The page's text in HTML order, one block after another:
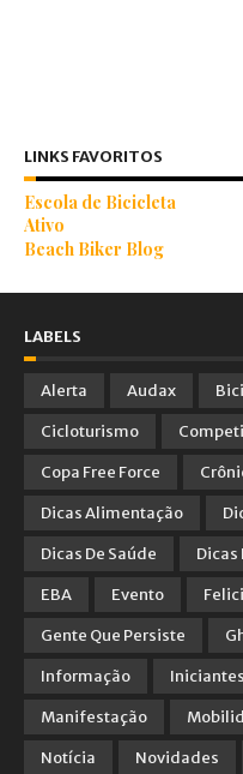
LINKS FAVORITOS
Escola de Bicicleta
Ativo
Beach Biker Blog
LABELS
Alerta Audax
Cicloturismo
Copa Free Force
Dicas Alimentação
Dicas De Saúde
EBA
Evento
Gente Que Persiste
Informação
Iniciantes
Manifestação
Notícia
Novidades